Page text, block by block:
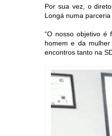
Por sua vez, o
Longá numa parceria
“O nosso objetivo é
homem e da
encontros tanto na